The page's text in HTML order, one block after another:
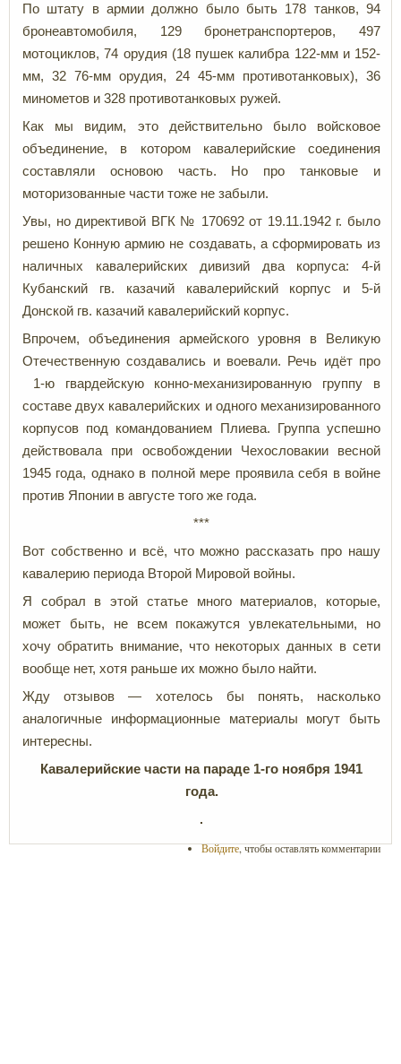
По штату в армии должно было быть 178 танков, 94
бронеавтомобиля, 129 бронетранспортеров, 497
мотоциклов, 74 орудия (18 пушек калибра 122-мм и 152-
мм, 32 76-мм орудия, 24 45-мм противотанковых), 36
минометов и 328 противотанковых ружей.
Как мы видим, это действительно было войсковое
объединение, в котором кавалерийские соединения
составляли основою часть. Но про танковые и
моторизованные части тоже не забыли.
Увы, но директивой ВГК № 170692 от 19.11.1942 г. было
решено Конную армию не создавать, а сформировать из
наличных кавалерийских дивизий два корпуса: 4-й
Кубанский гв. казачий кавалерийский корпус и 5-й
Донской гв. казачий кавалерийский корпус.
Впрочем, объединения армейского уровня в Великую
Отечественную создавались и воевали. Речь идёт про
1-ю гвардейскую конно-механизированную группу в
составе двух кавалерийских и одного механизированного
корпусов под командованием Плиева. Группа успешно
действовала при освобождении Чехословакии весной
1945 года, однако в полной мере проявила себя в войне
против Японии в августе того же года.
***
Вот собственно и всё, что можно рассказать про нашу
кавалерию периода Второй Мировой войны.
Я собрал в этой статье много материалов, которые,
может быть, не всем покажутся увлекательными, но
хочу обратить внимание, что некоторых данных в сети
вообще нет, хотя раньше их можно было найти.
Жду отзывов — хотелось бы понять, насколько
аналогичные информационные материалы могут быть
интересны.
Кавалерийские части на параде 1-го ноября 1941
года.
Войдите, чтобы оставлять комментарии